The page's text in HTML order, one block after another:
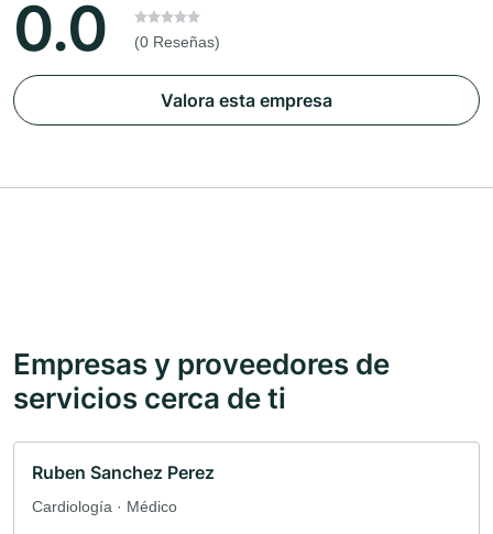
0.0 (0 Reseñas)
Valora esta empresa
Empresas y proveedores de
servicios cerca de ti
Ruben Sanchez Perez
Cardiología · Médico